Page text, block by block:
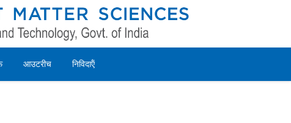
आउटरीच निविदाऍं